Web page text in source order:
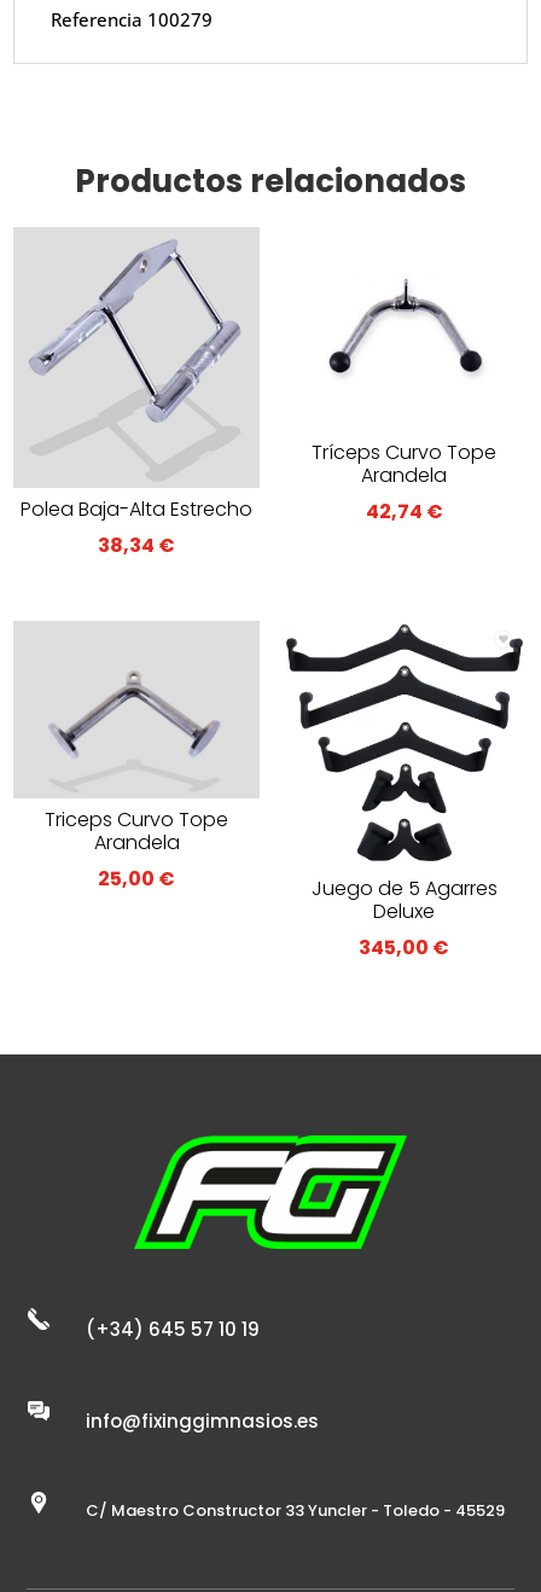
Referencia 100279
Productos relacionados
Polea Baja-Alta Estrecho
38,34 €
Tríceps Curvo Tope
Arandela
42,74 €
Triceps Curvo Tope
Arandela
25,00 €
Juego de 5 Agarres
Deluxe
345,00 €
(+34) 645 57 10 19
info@fixinggimnasios.es
C/ Maestro Constructor 33 Yuncler - Toledo - 45529